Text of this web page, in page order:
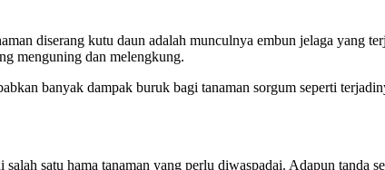
diserang kutu daun adalah munculnya embun jelaga yang
menguning dan melengkung.
banyak dampak buruk bagi tanaman sorgum seperti
satu hama tanaman yang perlu diwaspadai. Adapun tanda